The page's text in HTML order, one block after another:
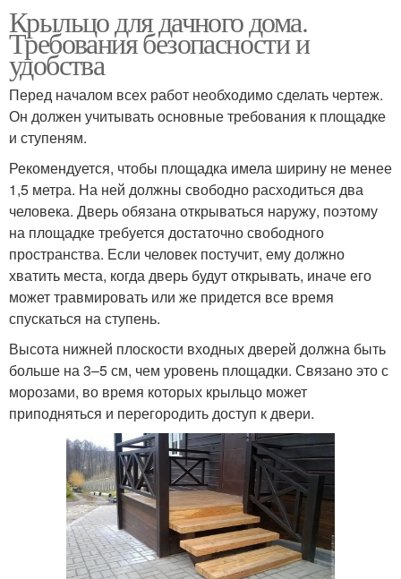
Крыльцо для дачного дома.
Требования безопасности и
удобства
Перед началом всех работ необходимо сделать чертеж.
Он должен учитывать основные требования к площадке
и ступеням.
Рекомендуется, чтобы площадка имела ширину не менее
1,5 метра. На ней должны свободно расходиться два
человека. Дверь обязана открываться наружу, поэтому
на площадке требуется достаточно свободного
пространства. Если человек постучит, ему должно
хватить места, когда дверь будут открывать, иначе его
может травмировать или же придется все время
спускаться на ступень.
Высота нижней плоскости входных дверей должна быть
больше на 3–5 см, чем уровень площадки. Связано это с
морозами, во время которых крыльцо может
приподняться и перегородить доступ к двери.